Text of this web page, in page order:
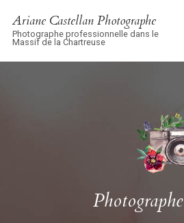
contenu
Ariane Castellan Photographe
Photographe professionnelle dans le
Massif de la Chartreuse
Photographe